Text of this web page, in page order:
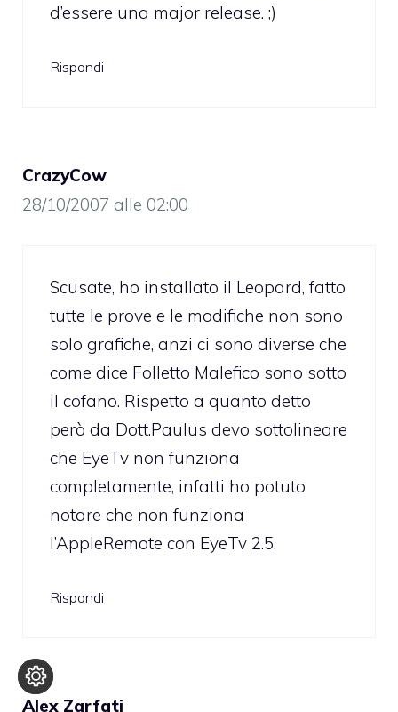
d’essere una major release. ;)
Rispondi
CrazyCow
28/10/2007 alle 02:00
Scusate, ho installato il Leopard, fatto
tutte le prove e le modifiche non sono
solo grafiche, anzi ci sono diverse che
come dice Folletto Malefico sono sotto
il cofano. Rispetto a quanto detto
però da Dott.Paulus devo sottolineare
che EyeTv non funziona
completamente, infatti ho potuto
notare che non funziona
l’AppleRemote con EyeTv 2.5.
Rispondi
Alex Zarfati